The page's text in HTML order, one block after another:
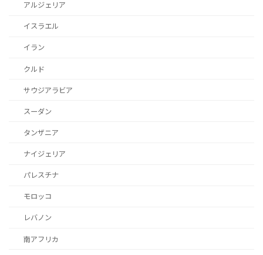
アルジェリア
イスラエル
イラン
クルド
サウジアラビア
スーダン
タンザニア
ナイジェリア
パレスチナ
モロッコ
レバノン
南アフリカ